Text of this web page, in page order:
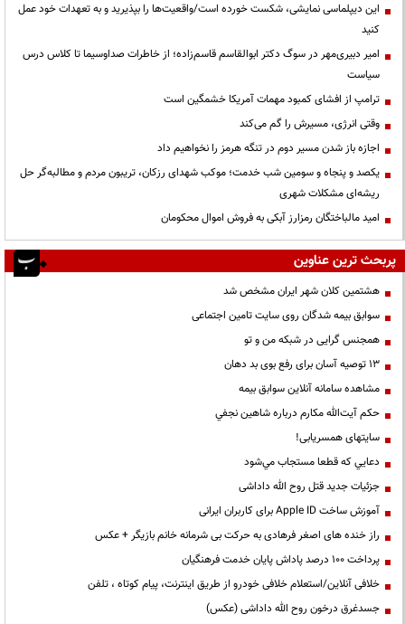
این دیپلماسی نمایشی، شکست خورده است/واقعیت‌ها را بپذیرید و به تعهدات خود عمل
کنید
امیر دبیری‌مهر در سوگ دکتر ابوالقاسم قاسم‌زاده؛ از خاطرات صداوسیما تا کلاس درس
سیاست
ترامپ از افشای کمبود مهمات آمریکا خشمگین است
وقتی انرژی، مسیرش را گم می‌کند
اجازه باز شدن مسیر دوم در تنگه هرمز را نخواهیم داد
یکصد و پنجاه و سومین شب خدمت؛ موکب شهدای رزکان، تریبون مردم و مطالبه‌گر حل
ریشه‌ای مشکلات شهری
امید مالباختگان رمزارز آبکی به فروش اموال محکومان
پربحث ترین عناوین
هشتمین کلان شهر ایران مشخص شد
سوابق بیمه شدگان روی سایت تامین اجتماعی
همجنس گرایی در شبکه من و تو
13 توصیه آسان برای رفع بوی بد دهان
مشاهده سامانه آنلاين سوابق بیمه
حكم آيت‌الله مكارم درباره شاهين نجفي
سایتهای همسریابی!
دعايي كه قطعا مستجاب مي‌شود
جزئیات جدید قتل روح الله داداشی
آموزش ساخت Apple ID برای کاربران ایرانی
راز خنده های اصغر فرهادی به حرکت بی شرمانه خانم بازیگر + عکس
پرداخت ۱۰۰ درصد پاداش پایان خدمت فرهنگیان
خلافی آنلاین/استعلام خلافی خودرو از طریق اینترنت، پیام کوتاه ، تلفن
جسدغرق درخون روح الله داداشی (عکس)